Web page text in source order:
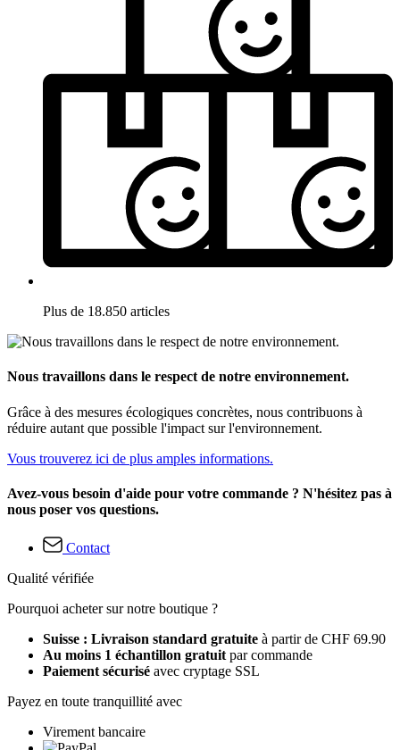
Plus de 18.850 articles
Nous travaillons dans le respect de notre environnement.
Grâce à des mesures écologiques concrètes, nous contribuons à
réduire autant que possible l'impact sur l'environnement.
Vous trouverez ici de plus amples informations.
Avez-vous besoin d'aide pour votre commande ? N'hésitez pas à
nous poser vos questions.
Contact
Qualité vérifiée
Pourquoi acheter sur notre boutique ?
Suisse : Livraison standard gratuite à partir de CHF 69.90
Au moins 1 échantillon gratuit par commande
Paiement sécurisé avec cryptage SSL
Payez en toute tranquillité avec
Virement bancaire